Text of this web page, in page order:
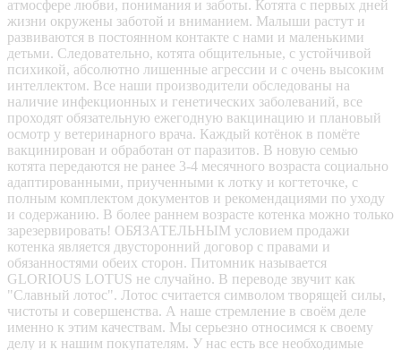
атмосфере любви, понимания и заботы. Котята с первых дней
жизни окружены заботой и вниманием. Малыши растут и
развиваются в постоянном контакте с нами и маленькими
детьми. Следовательно, котята общительные, с устойчивой
психикой, абсолютно лишенные агрессии и с очень высоким
интеллектом. Все наши производители обследованы на
наличие инфекционных и генетических заболеваний, все
проходят обязательную ежегодную вакцинацию и плановый
осмотр у ветеринарного врача. Каждый котёнок в помёте
вакцинирован и обработан от паразитов. В новую семью
котята передаются не ранее 3-4 месячного возраста социально
адаптированными, приученными к лотку и когтеточке, с
полным комплектом документов и рекомендациями по уходу
и содержанию. В более раннем возрасте котенка можно только
зарезервировать! ОБЯЗАТЕЛЬНЫМ условием продажи
котенка является двусторонний договор с правами и
обязанностями обеих сторон. Питомник называется
GLORIOUS LOTUS не случайно. В переводе звучит как
"Славный лотос". Лотос считается символом творящей силы,
чистоты и совершенства. А наше стремление в своём деле
именно к этим качествам. Мы серьезно относимся к своему
делу и к нашим покупателям. У нас есть все необходимые